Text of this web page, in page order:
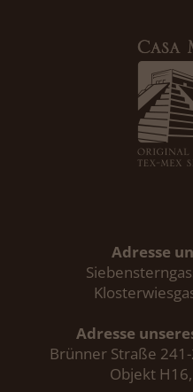
Adresse
Adresse
Brünner Straße
Objekt